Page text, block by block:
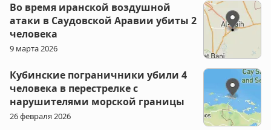
Во время иранской воздушной
атаки в Саудовской Аравии убиты 2
человека
9 марта 2026
Кубинские пограничники убили 4
человека в перестрелке с
нарушителями морской границы
26 февраля 2026